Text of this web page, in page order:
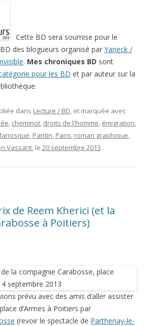
Cette BD sera soumise pour le
des blogueurs organisé par Yaneck /
. Mes chroniques BD sont
pour les BD et par auteur sur la
dans Lecture / BD, et marquée avec
, cheminot, droits de l'homme, émigration,
, Pantin, Paris, roman graphique,
Vassant, le 20 septembre 2013 .
de Reem Kherici (et la
à Poitiers)
prévu avec des amis d’aller assister
d’Armes à Poitiers par
(revoir le spectacle de Parthenay-le-